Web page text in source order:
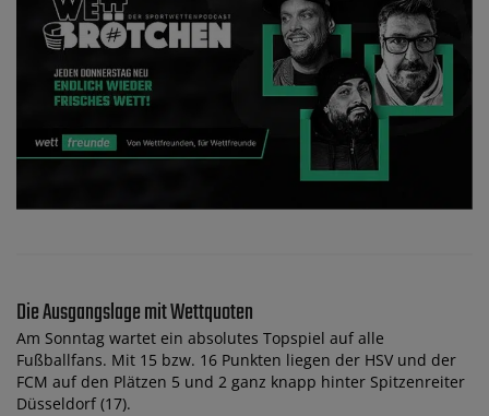
Die Ausgangslage mit Wettquoten
Am Sonntag wartet ein absolutes Topspiel auf alle
Fußballfans. Mit 15 bzw. 16 Punkten liegen der HSV und der
FCM auf den Plätzen 5 und 2 ganz knapp hinter Spitzenreiter
Düsseldorf (17).